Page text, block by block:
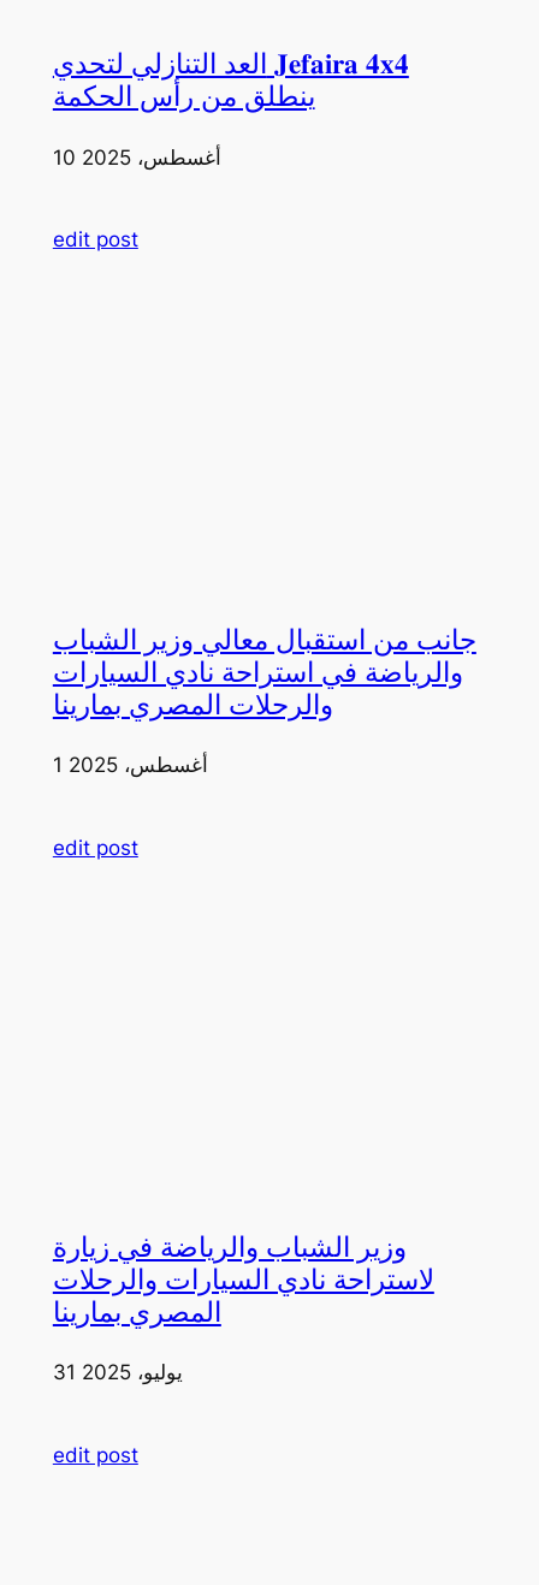
العد التنازلي لتحدي 𝐉𝐞𝐟𝐚𝐢𝐫𝐚 𝟒𝐱𝟒
ينطلق من رأس الحكمة
10 أغسطس، 2025
edit post
جانب من استقبال معالي وزير الشباب
والرياضة في استراحة نادي السيارات
والرحلات المصري بمارينا
1 أغسطس، 2025
edit post
وزير الشباب والرياضة في زيارة
لاستراحة نادي السيارات والرحلات
المصري بمارينا
31 يوليو، 2025
edit post